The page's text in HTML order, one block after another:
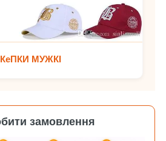
КеПКИ МУЖКІ
замовлення